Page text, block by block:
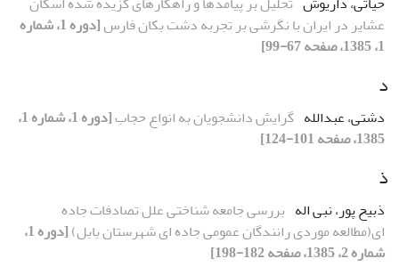
عشایر در ایران با نگرشی بر تجربه دشت بکان فارس
[دوره 1، شماره
1، 1385، صفحه 67-99]
د
دشتی، عبدالله گرایش دانشجویان به انواع حجاب
[دوره 1، شماره 1،
1385، صفحه 101-124]
ذ
ذبیح پور، نبی اله بررسی جامعه شناختی علل تصادفات جاده
ای(مطالعه موردی رانندگان عمومی جاده ای شهرستان بابل)
[دوره 1،
شماره 2، 1385، صفحه 182-198]